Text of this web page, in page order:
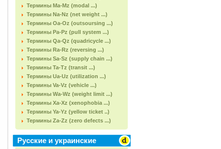
Термины Ma-Mz (modal ...)
Термины Na-Nz (net weight ...)
Термины Oa-Oz (outsoursing ...)
Термины Pa-Pz (pull system ...)
Термины Qa-Qz (quadricycle ...)
Термины Ra-Rz (reversing ...)
Термины Sa-Sz (supply chain ...)
Термины Ta-Tz (transit ...)
Термины Ua-Uz (utilization ...)
Термины Va-Vz (vehicle ...)
Термины Wa-Wz (weight limit ...)
Термины Xa-Xz (xenophobia ...)
Термины Ya-Yz (yellow ticket ..)
Термины Za-Zz (zero defects ...)
Русские и украинские